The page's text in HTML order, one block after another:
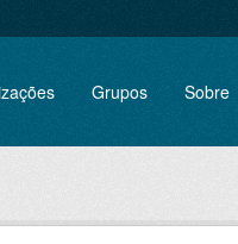
Grupos Sobre